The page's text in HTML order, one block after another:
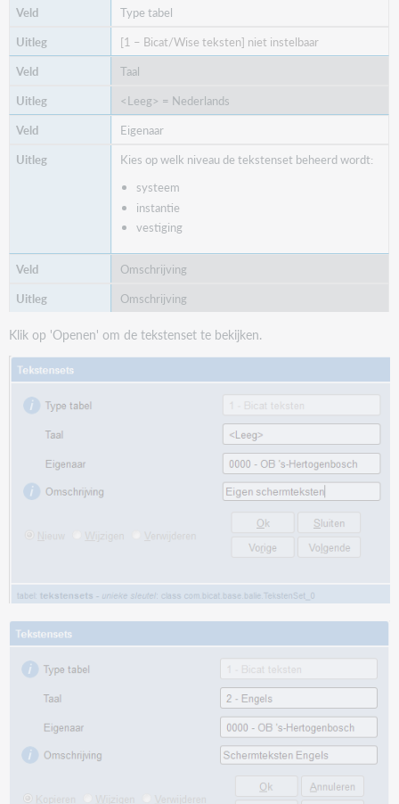
van [{1}].<br>S.v.p. eerst betalen.
Totaal aan registraties [{0}] overschrijdt maximum
[{1}]
0115
Dit exemplaar is geblokkeerd [{0}].
Exemplaar is geblokkeerd [{0}]
Dit exemplaar kan niet worden uitgeleend.
Uitgeleend aan [{0}]; Uitlenen?
0122
Tijdelijk in deze vestiging; het moet terug op [{0}]
Tijdelijk in deze vestiging; het moet terug op [{0}]
Collectie-exemplaar: retourdatum [{0}]
Tijdelijk in deze vestiging; het moet terug op [{0}]
0127
Exemplaar kan niet worden geleend.
Exemplaar kan niet worden geleend.
Type tabel
[1 – Bicat/Wise teksten] niet instelbaar
Taal
<Leeg> = Nederlands
Eigenaar
Kies op welk niveau de tekstenset beheerd wordt:
systeem
instantie
vestiging
Omschrijving
Omschrijving
Klik op 'Openen' om de tekstenset te bekijken.